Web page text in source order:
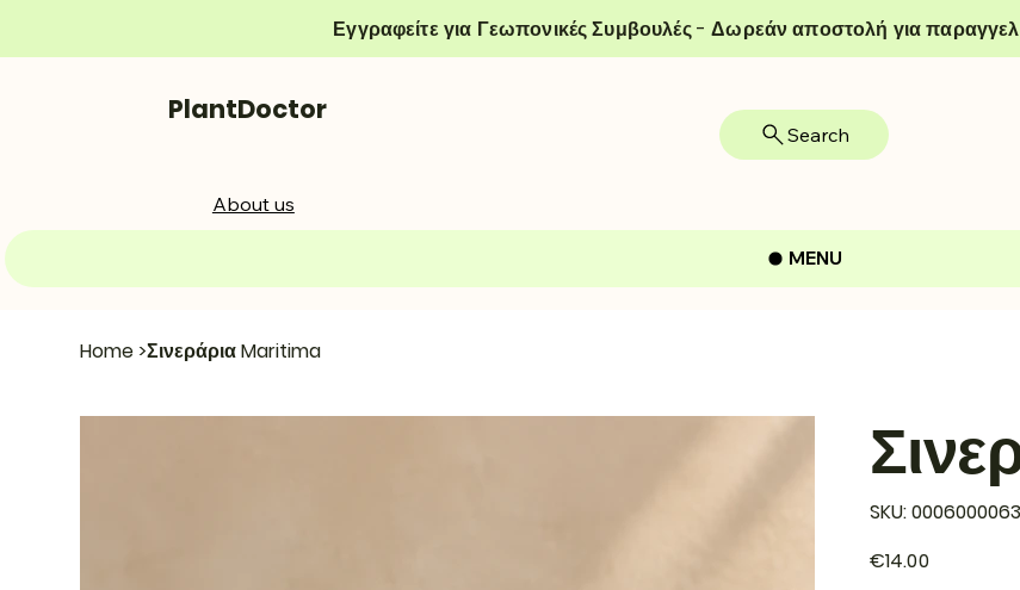
Home >Σινεράρια Maritima
SKU: 000600006309
€14.00
Εγγραφείτε για Γεωπονικές Συμβουλές - Δωρεάν αποστολή για
PlantDoctor
Search
MENU
About us